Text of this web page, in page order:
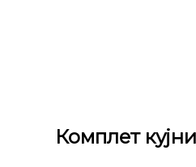
Комплет кујни